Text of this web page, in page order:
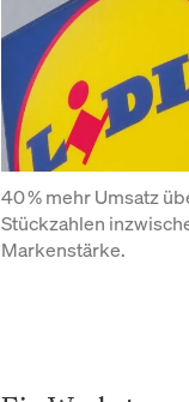
40 % mehr Umsatz
Stückzahlen
Markenstärke.